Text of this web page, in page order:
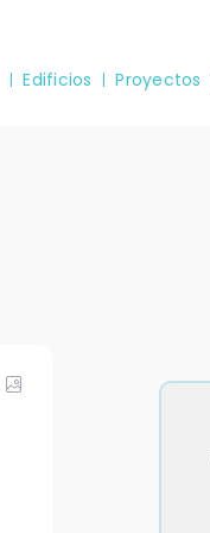
Edificios Proyectos